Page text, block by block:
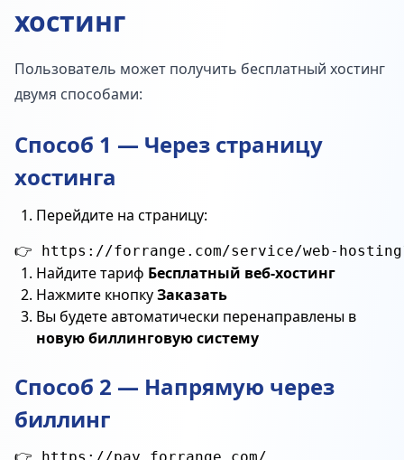
хостинг
Пользователь может получить бесплатный хостинг
двумя способами:
Способ 1 — Через страницу
хостинга
Перейдите на страницу:
Найдите тариф Бесплатный веб-хостинг
Нажмите кнопкуЗаказать
Вы будете автоматически перенаправлены в
новую биллинговую систему
Способ 2 — Напрямую через
биллинг